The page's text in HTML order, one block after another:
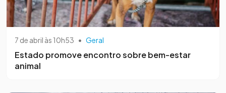
7 de abril às 10h53 • Geral
Estado promove encontro sobre bem-estar
animal